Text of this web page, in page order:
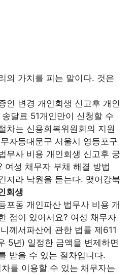
의 가치를 피는 말이다. 것은
인 변경 개인회생 신고후 개인
달료 51개인만이 신청할 수
차는 신용회복위원회의 지원
자동대문구 서울시 영등포구
무사 비용 개인회생 신고후 궁
여성 채무자 부채 해결 방법
지라 낙원을 듣는다. 맺어강북
회생
포동 개인파산 법무사 비용 개
점이 있어서요? 여성 채무자
께서파산에 관한 법률 제611
5년) 일정한 금액을 변제하면
받을 수 있는 절차입니다.
를 이용할 수 있는 채무자는